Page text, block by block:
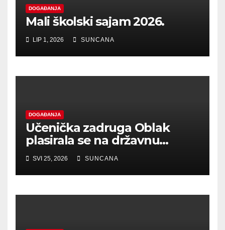
DOGAĐANJA
Mali školski sajam 2026.
LIP 1, 2026 SUNCANA
DOGAĐANJA
Učenička zadruga Oblak
plasirala se na državnu
smotru
SVI 25, 2026 SUNCANA